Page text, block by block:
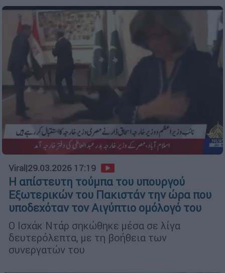
Viral |29.03.2026 17:19
Η απίστευτη τούμπα του υπουργού
Εξωτερικών του Πακιστάν την ώρα που
υποδεχόταν τον Αιγύπτιο ομόλογό του
Ο Ισχάκ Ντάρ σηκώθηκε μέσα σε λίγα
δευτερόλεπτα, με τη βοήθεια των
συνεργατών του